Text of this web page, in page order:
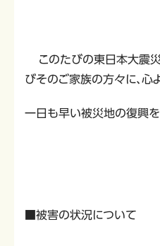
このたびの東日本大震
びそのご家族の方々に、心
一日も早い被災地の復興を
■被害の状況について